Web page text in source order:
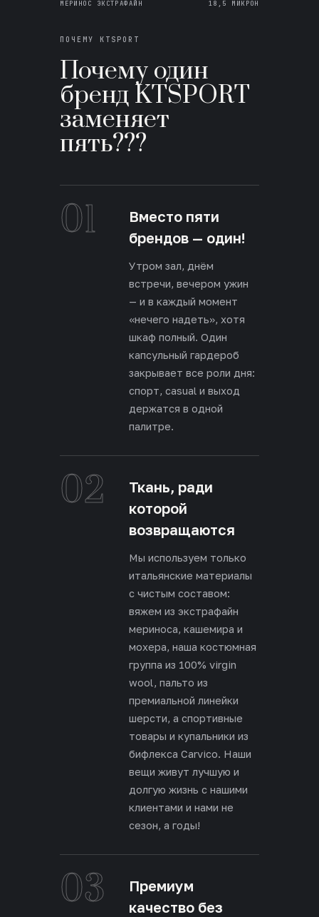
МЕРИНОС ЭКСТРАФАЙН 18,5 МИКРОН
ПОЧЕМУ KTSPORT
Почему один
бренд KTSPORT
заменяет
пять???
01
Вместо пяти
брендов — один!
Утром зал, днём
встречи, вечером ужин
— и в каждый момент
«нечего надеть», хотя
шкаф полный. Один
капсульный гардероб
закрывает все роли дня:
спорт, casual и выход
держатся в одной
палитре.
02
Ткань, ради
которой
возвращаются
Мы используем только
итальянские материалы
с чистым составом:
вяжем из экстрафайн
мериноса, кашемира и
мохера, наша костюмная
группа из 100% virgin
wool, пальто из
премиальной линейки
шерсти, а спортивные
товары и купальники из
бифлекса Carvico. Наши
вещи живут лучшую и
долгую жизнь с нашими
клиентами и нами не
сезон, а годы!
03
Премиум
качество без